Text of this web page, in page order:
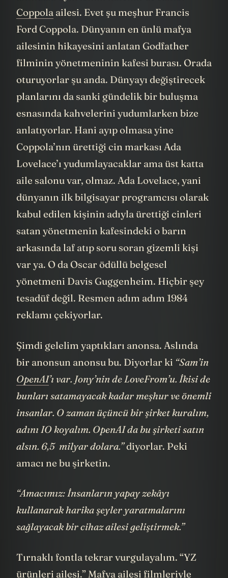
altındaki aynı isimli kafenin de sahibi
Coppolaailesi. Evet şu meşhur Francis
Ford Coppola. Dünyanın en ünlü mafya
ailesinin hikayesini anlatan Godfather
filminin yönetmeninin kafesi burası. Orada
oturuyorlar şu anda. Dünyayı değiştirecek
planlarını da sanki gündelik bir buluşma
esnasında kahvelerini yudumlarken bize
anlatıyorlar. Hani ayıp olmasa yine
Coppola’nın ürettiği cin markası Ada
Lovelace’ı yudumlayacaklar ama üst katta
aile salonu var, olmaz. Ada Lovelace, yani
dünyanın ilk bilgisayar programcısı olarak
kabul edilen kişinin adıyla ürettiği cinleri
satan yönetmenin kafesindeki o barın
arkasında laf atıp soru soran gizemli kişi
var ya. O da Oscar ödüllü belgesel
yönetmeni Davis Guggenheim. Hiçbir şey
tesadüf değil. Resmen adım adım 1984
Şimdi gelelim yaptıkları anonsa. Aslında
bir anonsun anonsu bu. Diyorlar ki “Sam’in
OpenAI ’ı var. Jony’nin de LoveFrom’u. İkisi de
bunları satamayacak kadar meşhur ve önemli
insanlar. O zaman üçüncü bir şirket kuralım,
adını IO koyalım. OpenAI da bu şirketi satın
alsın. 6,5 milyar dolara.”
“Amacımız: İnsanların yapay zekâyı
kullanarak harika şeyler yaratmalarını
Tırnaklı fontla tekrar vurgulayalım. “YZ